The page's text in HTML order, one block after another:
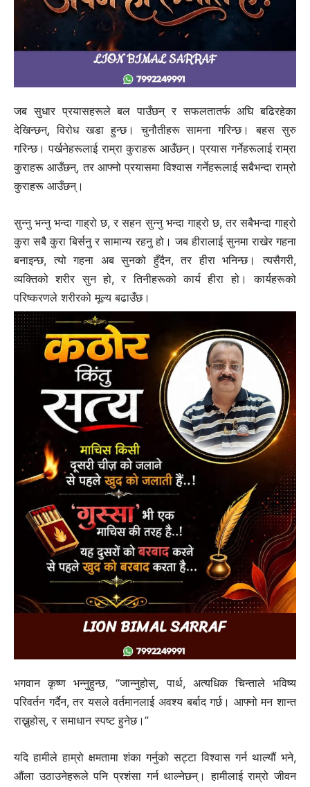
जब सुधार प्रयासहरूले बल पाउँछन् र सफलतातर्फ अघि बढिरहेका
देखिन्छन्, विरोध खडा हुन्छ। चुनौतीहरू सामना गरिन्छ। बहस सुरु
गरिन्छ। पर्खनेहरूलाई राम्रा कुराहरू आउँछन्। प्रयास गर्नेहरूलाई राम्रा
कुराहरू आउँछन्, तर आफ्नो प्रयासमा विश्वास गर्नेहरूलाई सबैभन्दा राम्रो
कुराहरू आउँछन्।
सुन्नु भन्नु भन्दा गाह्रो छ, र सहन सुन्नु भन्दा गाह्रो छ, तर सबैभन्दा गाह्रो
कुरा सबै कुरा बिर्सनु र सामान्य रहनु हो। जब हीरालाई सुनमा राखेर गहना
बनाइन्छ, त्यो गहना अब सुनको हुँदैन, तर हीरा भनिन्छ। त्यसैगरी,
व्यक्तिको शरीर सुन हो, र तिनीहरूको कार्य हीरा हो। कार्यहरूको
परिष्करणले शरीरको मूल्य बढाउँछ।
भगवान कृष्ण भन्नुहुन्छ, “जान्नुहोस्, पार्थ, अत्यधिक चिन्ताले भविष्य
परिवर्तन गर्दैन, तर यसले वर्तमानलाई अवश्य बर्बाद गर्छ। आफ्नो मन शान्त
राख्नुहोस्, र समाधान स्पष्ट हुनेछ।”
यदि हामीले हाम्रो क्षमतामा शंका गर्नुको सट्टा विश्वास गर्न थाल्यौं भने,
औंला उठाउनेहरूले पनि प्रशंसा गर्न थाल्नेछन्। हामीलाई राम्रो जीवन